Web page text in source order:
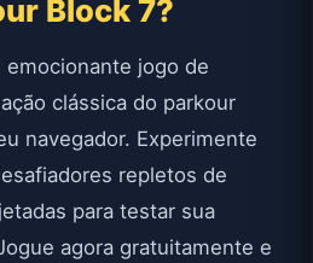
Block 7?
emocionante jogo de
clássica do parkour
navegador. Experimente
repletos de
para testar sua
agora gratuitamente e